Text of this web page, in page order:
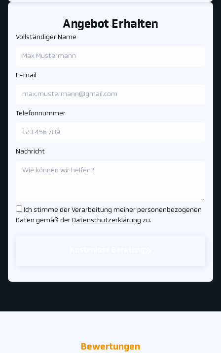
Angebot Erhalten
Vollständiger Name
E-mail
Telefonnummer
Nachricht
Ich stimme der Verarbeitung meiner personenbezogenen
Daten gemäß der Datenschutzerklärung zu.
Bewertungen